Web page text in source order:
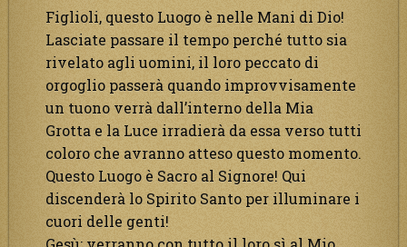
Figlioli, questo Luogo è nelle Mani di Dio!
Lasciate passare il tempo perché tutto sia
rivelato agli uomini, il loro peccato di
orgoglio passerà quando improvvisamente
un tuono verrà dall’interno della Mia
Grotta e la Luce irradierà da essa verso tutti
coloro che avranno atteso questo momento.
Questo Luogo è Sacro al Signore! Qui
discenderà lo Spirito Santo per illuminare i
cuori delle genti!